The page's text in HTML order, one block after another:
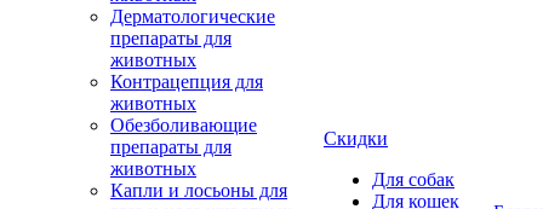
Дерматологические
препараты для
животных
Контрацепция для
животных
Обезболивающие
препараты для
животных
Капли и лосьоны для
Скидки
Для собак
Для кошек